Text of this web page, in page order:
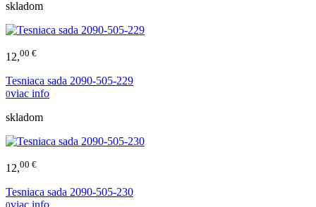
skladom
12,00 €
Tesniaca sada 2090-505-229
0viac info
skladom
12,00 €
Tesniaca sada 2090-505-230